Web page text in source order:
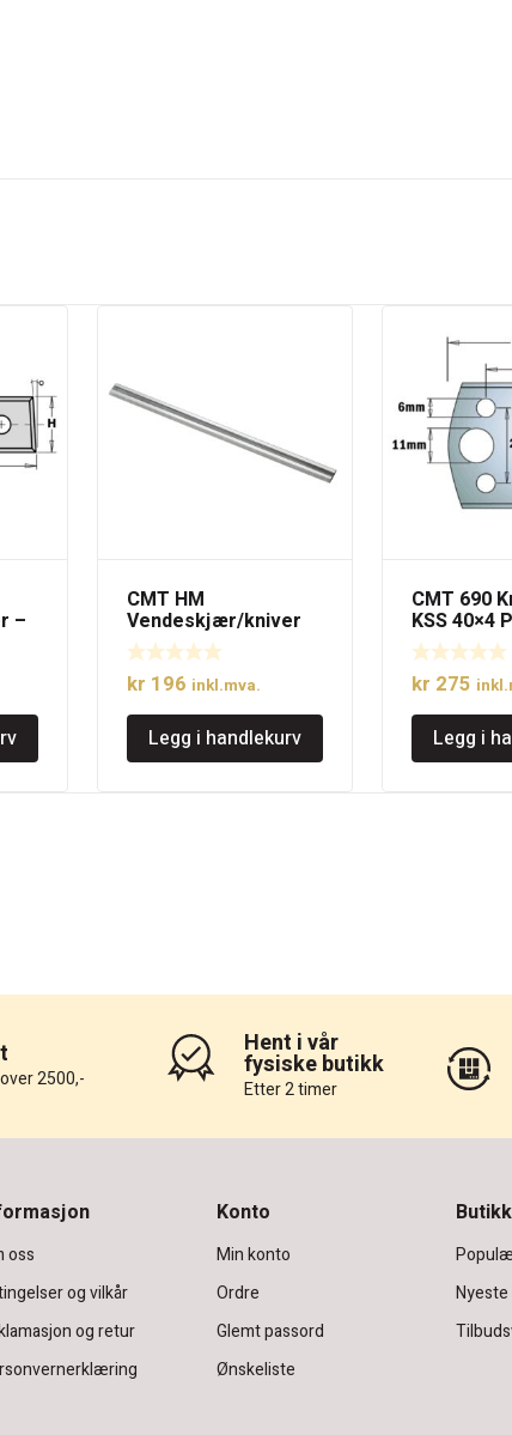
–
CMT HM
Vendeskjær/kniver
82×5,5×1,1mm
kr 196 inkl.mva.
Legg i handlekurv
CMT 690
KSS 40×4
kr 275
Legg i
2500,-
Hent i vår
fysiske butikk
Etter 2 timer
oss
og vilkår
og retur
Konto
Min konto
Ordre
Glemt passord
Ønskeliste
Butikk